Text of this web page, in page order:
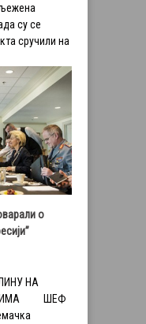
су се
сручили на
о
НА
ШЕФ